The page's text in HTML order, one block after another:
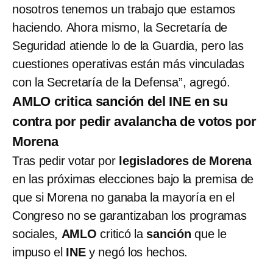
nosotros tenemos un trabajo que estamos
haciendo. Ahora mismo, la Secretaría de
Seguridad atiende lo de la Guardia, pero las
cuestiones operativas están más vinculadas
con la Secretaría de la Defensa”, agregó.
AMLO critica sanción del INE en su
contra por pedir avalancha de votos por
Morena
Tras pedir votar porlegisladores de Morena
en las próximas elecciones bajo la premisa de
que si Morena no ganaba la mayoría en el
Congreso no se garantizaban los programas
sociales, AMLOcriticó la sanciónque le
impuso el INEy negó los hechos.